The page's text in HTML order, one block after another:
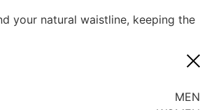
your natural waistline, keeping the
MEN